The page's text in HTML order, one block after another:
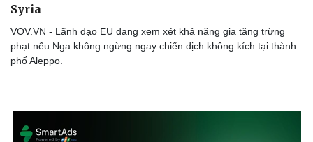
Thể thao
Bóng đá
Lịch thi đấu bóng đá
Ô tô - Xe máy
Ô tô
Syria
VOV.VN - Lãnh đạo EU đang xem xét khả năng gia tăng trừng
phạt nếu Nga không ngừng ngay chiến dịch không kích tại thành
phố Aleppo.